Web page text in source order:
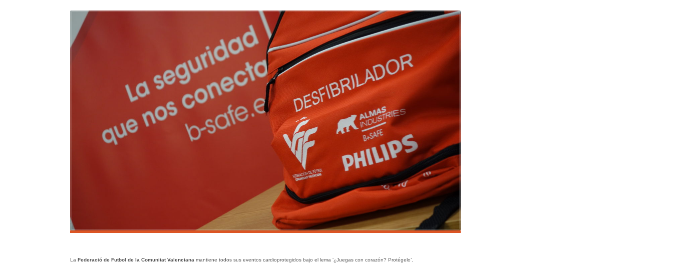
La Federació de Futbol de la Comunitat Valencianamantiene todos sus eventos cardioprotegidos bajo el lema ‘¿Juegas con corazón? Protégelo’.